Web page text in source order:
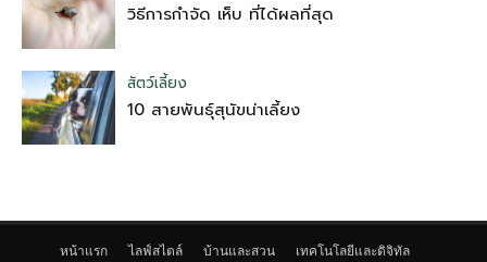
วิธีการกำจัด เห็บ ที่ได้ผลที่สุด
สัตว์เลี้ยง
10 สายพันธุ์สุนัขน่าเลี้ยง
หน้าแรก ไลฟ์สไตล์ บ้านและสวน เทคโนโลยีและดิจิทัล